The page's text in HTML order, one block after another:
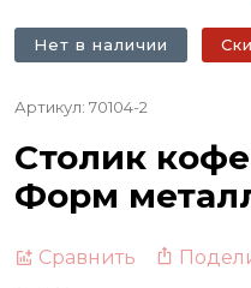
Нет в наличии
Артикул: 70104-2
Столик
Форм
Сравнить